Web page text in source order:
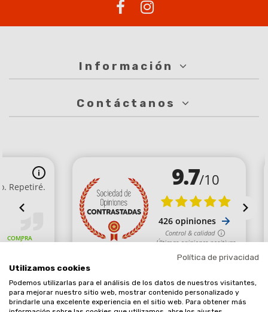
Información
Contáctanos
Comerciante aprobado por la Sociedad de Opiniones Contrastadas,
haga clic aquí para mostrar el certificado.
Política de privacidad
Utilizamos cookies
Podemos utilizarlas para el análisis de los datos de nuestros visitantes,
para mejorar nuestro sitio web, mostrar contenido personalizado y
brindarle una excelente experiencia en el sitio web. Para obtener más